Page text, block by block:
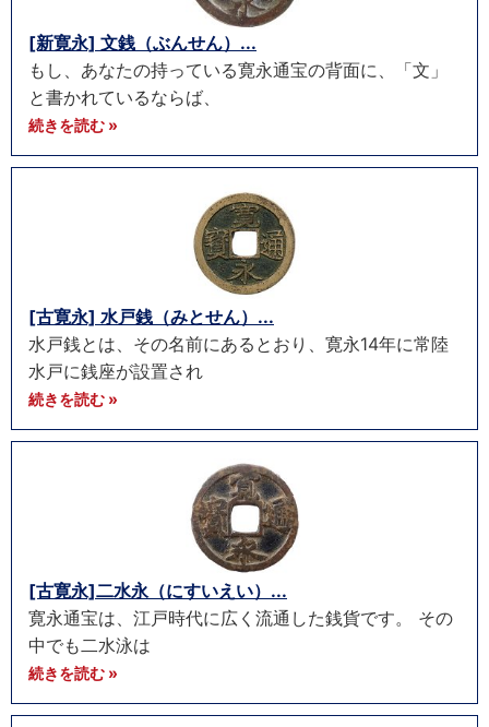
[新寛永] 文銭（ぶんせん）...
もし、あなたの持っている寛永通宝の背面に、「文」
と書かれているならば、
続きを読む »
[古寛永] 水戸銭（みとせん）...
水戸銭とは、その名前にあるとおり、寛永14年に常陸
水戸に銭座が設置され
続きを読む »
[古寛永]二水永（にすいえい）...
寛永通宝は、江戸時代に広く流通した銭貨です。 その
中でも二水泳は
続きを読む »